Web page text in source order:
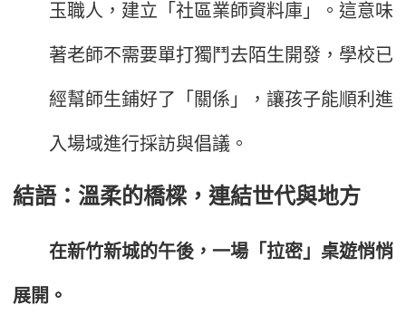
玉職人，建立「社區業師資料庫」。這意味
著老師不需要單打獨鬥去陌生開發，學校已
經幫師生鋪好了「關係」，讓孩子能順利進
入場域進行採訪與倡議。
結語：溫柔的橋樑，連結世代與地方
在新竹新城的午後，一場「拉密」桌遊悄悄
展開。